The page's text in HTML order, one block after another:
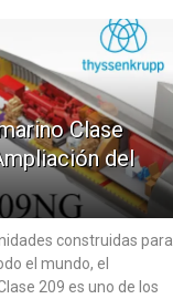
Clase
del
construidas para
el mundo, el
209 es uno de los